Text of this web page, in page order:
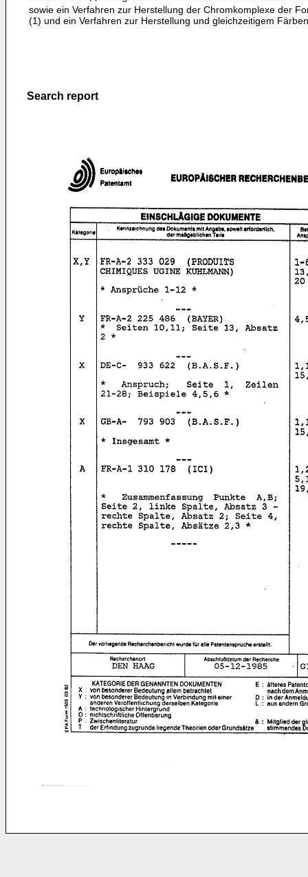
sowie ein Verfahren zur Herstellung der Chromkomplexe der
(1) und ein Verfahren zur Herstellung und gleichzeitigem
Search report